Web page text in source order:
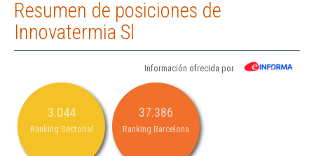
Resumen de posiciones de
Innovatermia Sl
Información ofrecida por
3.044
Ranking Sectorial
37.386
Ranking Barcelona